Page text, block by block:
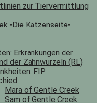
zur Tiervermittlung
•Die Katzenseite•
Erkrankungen der
der Zahnwurzeln (RL)
FIP
Mara of Gentle Creek
Sam of Gentle Creek